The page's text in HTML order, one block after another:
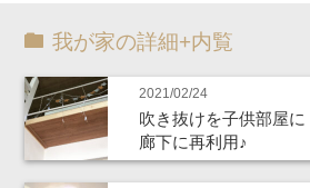
我が家の詳細+内覧
2021/02/24
吹き抜けを子供部屋
廊下に再利用♪